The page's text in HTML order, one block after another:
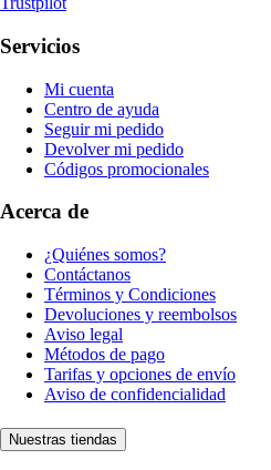
Servicios
Mi cuenta
Centro de ayuda
Seguir mi pedido
Devolver mi pedido
Códigos promocionales
Acerca de
¿Quiénes somos?
Contáctanos
Términos y Condiciones
Devoluciones y reembolsos
Aviso legal
Métodos de pago
Tarifas y opciones de envío
Aviso de confidencialidad
Nuestras tiendas